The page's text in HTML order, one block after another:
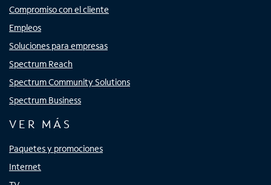
Compromiso con el cliente
Empleos
Soluciones para empresas
Spectrum Reach
Spectrum Community Solutions
Spectrum Business
VER MÁS
Paquetes y promociones
Internet